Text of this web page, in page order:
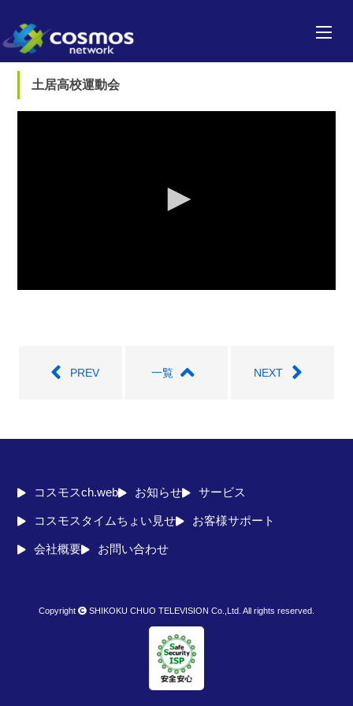
土居高校運動会
PREV 一覧 NEXT
コスモスch.web お知らせ サービス
コスモスタイムちょい見せ お客様サポート
会社概要 お問い合わせ
Copyright SHIKOKU CHUO TELEVISION Co.,Ltd. All rights reserved.